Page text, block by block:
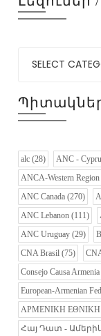
Պիտակներ
alc (28) ANC -
ANCA-Western Region
ANC Canada (270)
ANC Lebanon (111)
ANC Uruguay (29)
CNA Brasil (75)
Consejo Causa
European-Armenian
ΑΡΜΕΝΙΚΗ
Հայ Դատ -